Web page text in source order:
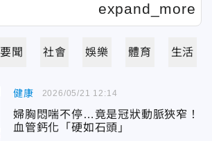
要聞 社會 娛樂 體育 生活
健康
婦胸悶喘不停…竟是冠狀動脈狹窄！
血管鈣化「硬如石頭」
2026/05/21 12:14